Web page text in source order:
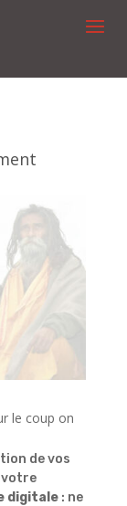
le coup on
de vos
votre
digitale: ne